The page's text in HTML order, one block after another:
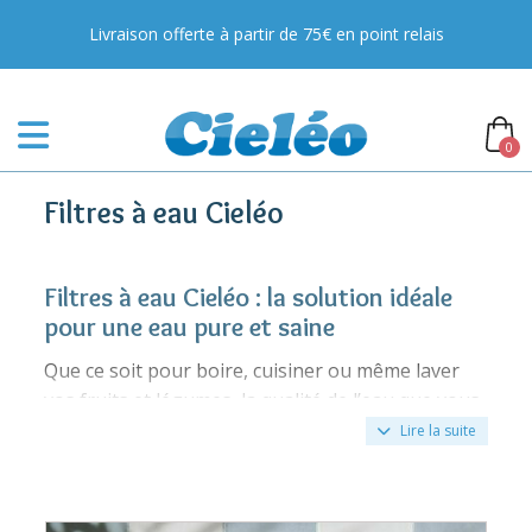
Livraison offerte à partir de 75€ en point relais
0
Filtres à eau Cieléo
Filtres à eau Cieléo : la solution idéale
pour une eau pure et saine
Que ce soit pour boire, cuisiner ou même laver
vos fruits et légumes, la qualité de l’eau que vous
utilisez est un paramètre essentiel pour
gamme de filtres à eau performants, dotés d’une
Lire la suite